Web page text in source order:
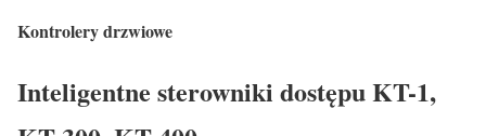
Kontrolery drzwiowe
Inteligentne sterowniki dostępu KT-1,